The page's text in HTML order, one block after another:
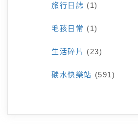
旅行日誌 (1)
毛孩日常 (1)
生活碎片 (23)
碳水快樂站 (591)